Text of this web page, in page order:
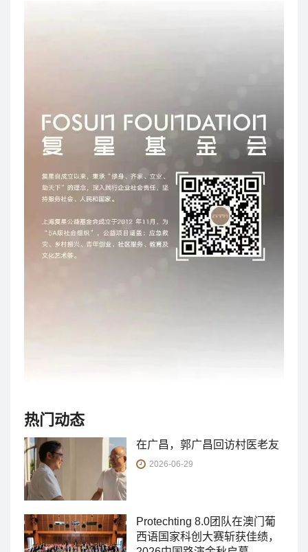
热门动态
在广昌，郭广昌回访村医老友
2026-06-29
Protechting 8.0团队在澳门葡
西语国家科创大赛斩获佳绩，